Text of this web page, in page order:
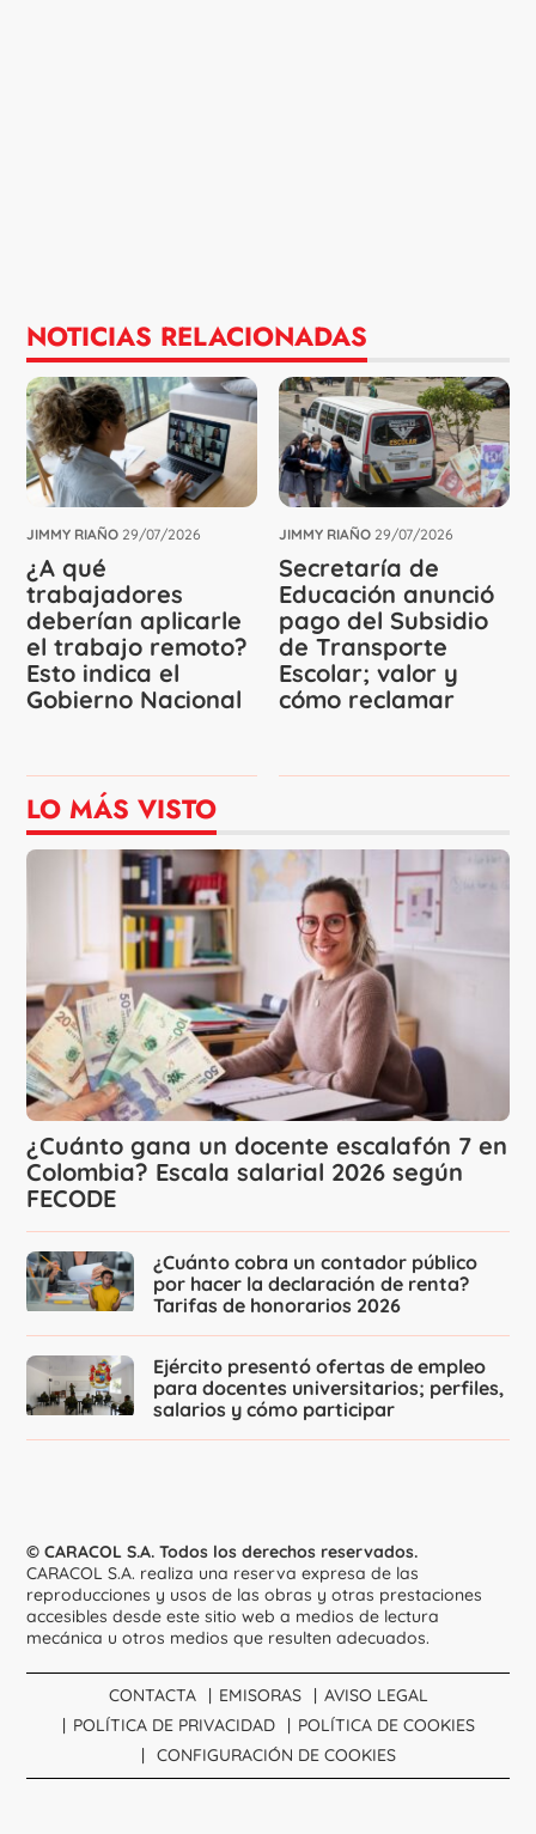
NOTICIAS RELACIONADAS
JIMMY RIAÑO 29/07/2026
¿A qué
trabajadores
deberían aplicarle
el trabajo remoto?
Esto indica el
Gobierno Nacional
JIMMY RIAÑO 29/07/2026
Secretaría de
Educación anunció
pago del Subsidio
de Transporte
Escolar; valor y
cómo reclamar
LO MÁS VISTO
¿Cuánto gana un docente escalafón 7 en
Colombia? Escala salarial 2026 según
FECODE
¿Cuánto cobra un contador público
por hacer la declaración de renta?
Tarifas de honorarios 2026
Ejército presentó ofertas de empleo
para docentes universitarios; perfiles,
salarios y cómo participar
© CARACOL S.A. Todos los derechos reservados.
CARACOL S.A. realiza una reserva expresa de las
reproducciones y usos de las obras y otras prestaciones
accesibles desde este sitio web a medios de lectura
mecánica u otros medios que resulten adecuados.
CONTACTA EMISORAS
AVISO LEGAL
POLÍTICA DE PRIVACIDAD
POLÍTICA DE COOKIES
CONFIGURACIÓN DE COOKIES